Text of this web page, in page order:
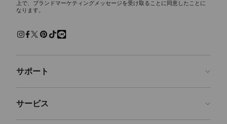
クなトートバッグは、あらゆるシーンでご使用いただけます。シグネチ
ャースタイルのDIAMOND TOTE(ダイヤモンド トート)は、イタリア製レ
など豊富なバリエーションで展開。大容量のゆとりあるデザインで、通
機能性とエレガンスを兼ね備えたタイムレスな定番アイテム、ショルダ
可能なショルダーストラップを備え、自在なスタイリングが可能です。
ファッション性と機能性を両立したレディースクロスボディバッグ。ジ
上で、ブランドマーケティングメッセージを受け取ることに同意したことに
なります。
サポート
よくあるご質問
サービス